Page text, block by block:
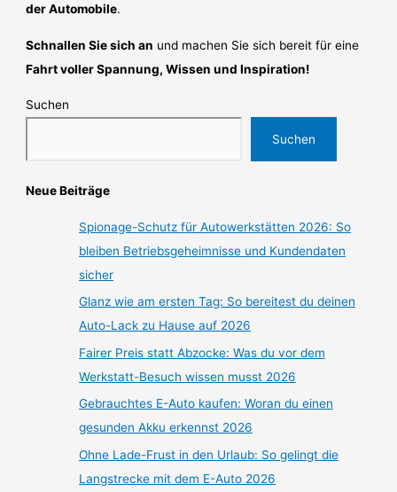
der Automobile.
Schnallen Sie sich an und machen Sie sich bereit für eine
Fahrt voller Spannung, Wissen und Inspiration!
Suchen
Suchen
Neue Beiträge
Spionage-Schutz für Autowerkstätten 2026: So
bleiben Betriebsgeheimnisse und Kundendaten
sicher
Glanz wie am ersten Tag: So bereitest du deinen
Auto-Lack zu Hause auf 2026
Fairer Preis statt Abzocke: Was du vor dem
Werkstatt-Besuch wissen musst 2026
Gebrauchtes E-Auto kaufen: Woran du einen
gesunden Akku erkennst 2026
Ohne Lade-Frust in den Urlaub: So gelingt die
Langstrecke mit dem E-Auto 2026